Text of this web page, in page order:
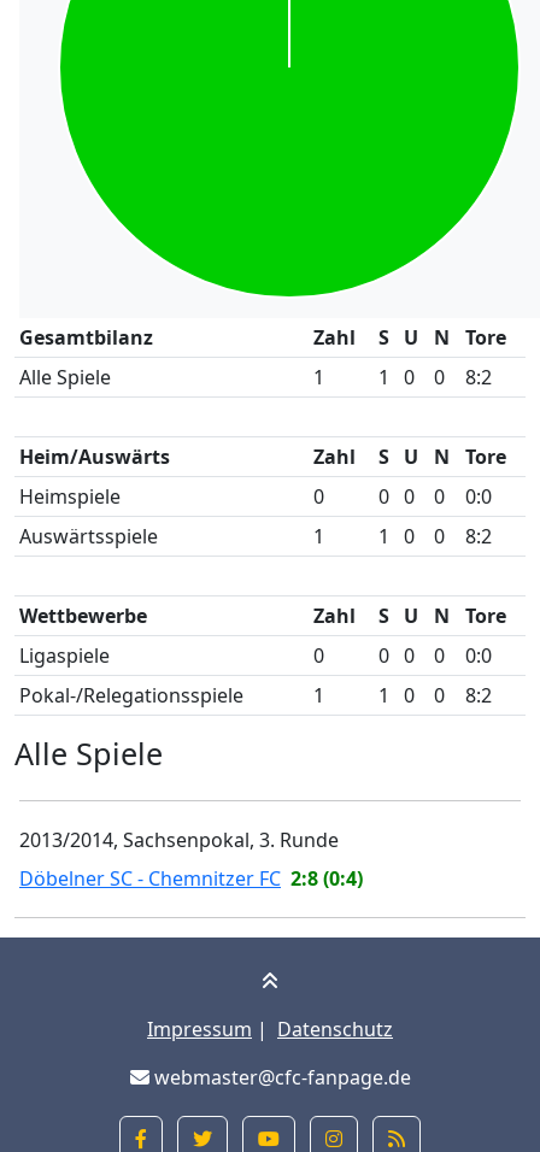
Gesamtbilanz Zahl S U N
Tore
Alle Spiele
1 1 0 0 8:2
Heim/Auswärts Zahl S U N
Tore
Heimspiele
0 0 0 0
0:0
Auswärtsspiele
1 1 0 0 8:2
Wettbewerbe Zahl S U N
Tore
Ligaspiele
0 0 0 0
0:0
Pokal-/Relegationsspiele
1 1 0 0 8:2
Alle Spiele
2013/2014, Sachsenpokal, 3. Runde
Döbelner SC - Chemnitzer FC 2:8 (0:4)
Impressum | Datenschutz
webmaster@cfc-fanpage.de